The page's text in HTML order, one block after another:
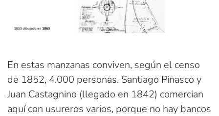
En estas manzanas conviven, según el censo
de 1852, 4.000 personas. Santiago Pinasco y
Juan Castagnino (llegado en 1842) comercian
aquí con usureros varios, porque no hay bancos